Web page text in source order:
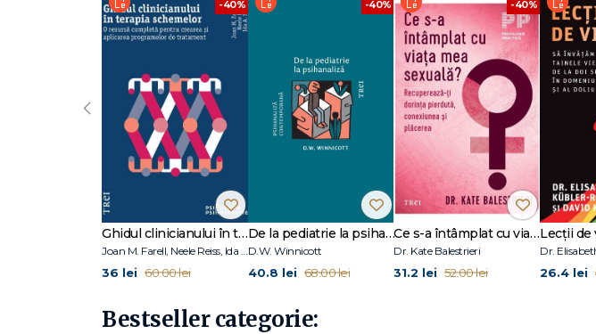
Cuprins Prefață Introducere Cap. 1: Gropi și capcane Cap. 2: Bunici din toată lumea Cap. 3:
unui loc al tău Cap. 5: Scufiţa Roșie: o poveste despre bunica Cap. 6: Pădurea adâncă și
compania Cap. 8: Și ce concluzii putem trage, domnișoară Marple? Mulțumiri Bibliografie
-40%
Ghidul clinicianului în terapia schemelor
36 lei 60.00 lei
-40%
De la pediatrie la psihanaliză
D.W. Winnicott
40.8 lei 68.00 lei
-40%
Ce s-a întâmplat cu viața mea sexuală?
Dr. Kate Balestrieri
31.2 lei 52.00 lei
Lecții de
26.4 lei
‹
Bestseller categorie: